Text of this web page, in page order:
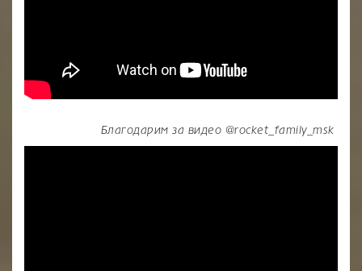
Благодарим за видео @rocket_family_msk